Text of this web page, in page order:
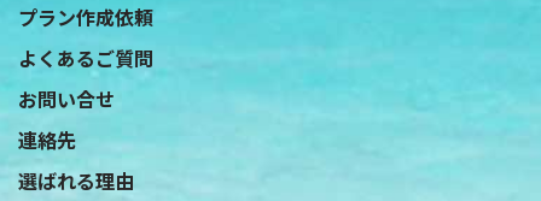
プラン作成依頼
よくあるご質問
お問い合せ
連絡先
選ばれる理由